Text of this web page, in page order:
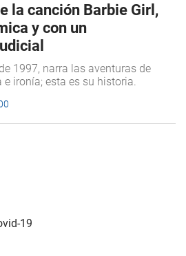
la canción Barbie Girl,
y con un
1997, narra las aventuras de
ironía; esta es su historia.